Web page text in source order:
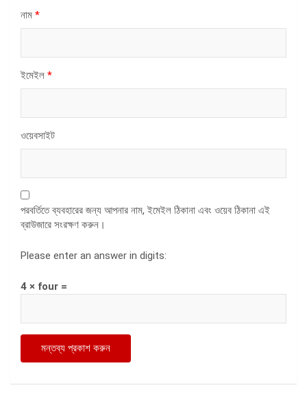
নাম *
ইমেইল *
ওয়েবসাইট
পরবর্তিতে ব্যবহারের জন্য আপনার নাম, ইমেইল ঠিকানা এবং ওয়েব ঠিকানা এই
ব্রাউজারে সংরক্ষণ করুন।
Please enter an answer in digits:
4 × four =